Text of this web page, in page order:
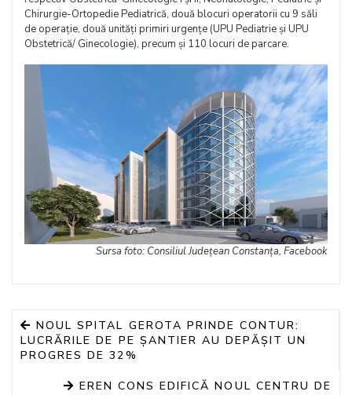
Chirurgie-Ortopedie Pediatrică, două blocuri operatorii cu 9 săli
de operație, două unități primiri urgențe (UPU Pediatrie și UPU
Obstetrică/ Ginecologie), precum și 110 locuri de parcare.
Sursa foto: Consiliul Județean Constanța, Facebook
NOUL SPITAL GEROTA PRINDE CONTUR:
LUCRĂRILE DE PE ȘANTIER AU DEPĂȘIT UN
PROGRES DE 32%
EREN CONS EDIFICĂ NOUL CENTRU DE